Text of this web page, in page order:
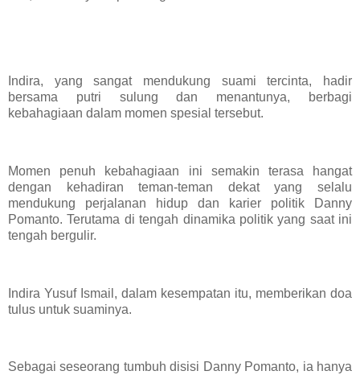
Indira, yang sangat mendukung suami tercinta, hadir
bersama putri sulung dan menantunya, berbagi
kebahagiaan dalam momen spesial tersebut.
Momen penuh kebahagiaan ini semakin terasa hangat
dengan kehadiran teman-teman dekat yang selalu
mendukung perjalanan hidup dan karier politik Danny
Pomanto. Terutama di tengah dinamika politik yang saat ini
tengah bergulir.
Indira Yusuf Ismail, dalam kesempatan itu, memberikan doa
tulus untuk suaminya.
Sebagai seseorang tumbuh disisi Danny Pomanto, ia hanya